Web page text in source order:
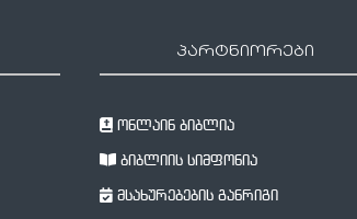
პარტნიორები
ონლაინ ბიბლია
ბიბლიის სიმფონია
მსახურებების განრიგი